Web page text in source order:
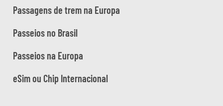
Passagens de trem na Europa
Passeios no Brasil
Passeios na Europa
eSim ou Chip Internacional